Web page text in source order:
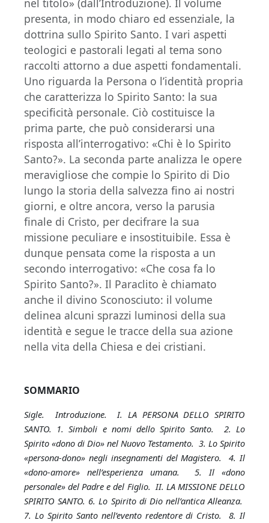
nel titolo» (dall’Introduzione). Il volume
presenta, in modo chiaro ed essenziale, la
dottrina sullo Spirito Santo. I vari aspetti
teologici e pastorali legati al tema sono
raccolti attorno a due aspetti fondamentali.
Uno riguarda la Persona o l’identità propria
che caratterizza lo Spirito Santo: la sua
specificità personale. Ciò costituisce la
prima parte, che può considerarsi una
risposta all’interrogativo: «Chi è lo Spirito
Santo?». La seconda parte analizza le opere
meravigliose che compie lo Spirito di Dio
lungo la storia della salvezza fino ai nostri
giorni, e oltre ancora, verso la parusia
finale di Cristo, per decifrare la sua
missione peculiare e insostituibile. Essa è
dunque pensata come la risposta a un
secondo interrogativo: «Che cosa fa lo
Spirito Santo?». Il Paraclito è chiamato
anche il divino Sconosciuto: il volume
delinea alcuni sprazzi luminosi della sua
identità e segue le tracce della sua azione
nella vita della Chiesa e dei cristiani.
SOMMARIO
Sigle. Introduzione. I. LA PERSONA DELLO SPIRITO
SANTO. 1. Simboli e nomi dello Spirito Santo. 2. Lo
Spirito «dono di Dio» nel Nuovo Testamento. 3. Lo Spirito
«persona-dono» negli insegnamenti del Magistero. 4. Il
«dono-amore» nell’esperienza umana. 5. Il «dono
personale» del Padre e del Figlio. II. LA MISSIONE DELLO
SPIRITO SANTO. 6. Lo Spirito di Dio nell’antica Alleanza.
7. Lo Spirito Santo nell’evento redentore di Cristo. 8. Il